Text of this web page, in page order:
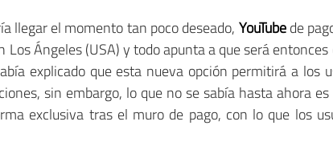
llegar el momento tan poco deseado, YouTubede
Ángeles (USA) y todo apunta a que será
explicado que esta nueva opción permitirá a los
sin embargo, lo que no se sabía hasta ahora
exclusiva tras el muro de pago, con lo que los